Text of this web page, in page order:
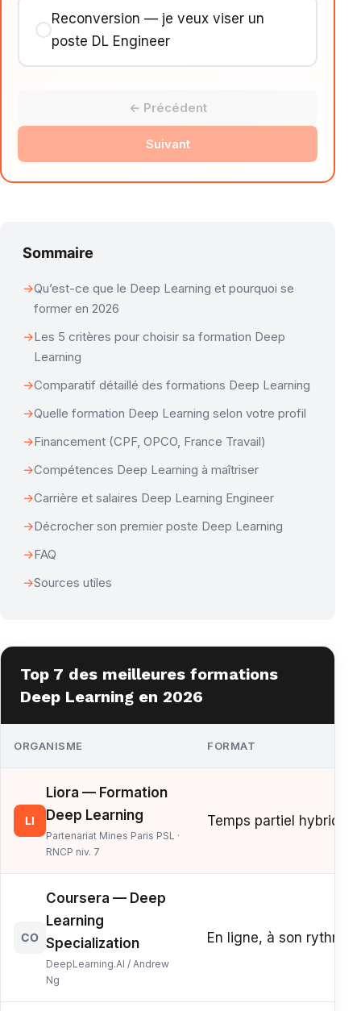
Reconversion — je veux viser un
poste DL Engineer
← Précédent
Suivant
Sommaire
Qu’est-ce que le Deep Learning et pourquoi se
former en 2026
Les 5 critères pour choisir sa formation Deep
Learning
Comparatif détaillé des formations Deep Learning
Quelle formation Deep Learning selon votre profil
Financement (CPF, OPCO, France Travail)
Compétences Deep Learning à maîtriser
Carrière et salaires Deep Learning Engineer
Décrocher son premier poste Deep Learning
FAQ
Sources utiles
Top 7 des meilleures formations
Deep Learning en 2026
ORGANISME FORMAT
LI
Liora — Formation
Deep Learning
Partenariat Mines Paris PSL ·
RNCP niv. 7
Temps partiel hybride
CO
Coursera — Deep
Learning
Specialization
DeepLearning.AI / Andrew
Ng
En ligne, à son rythme